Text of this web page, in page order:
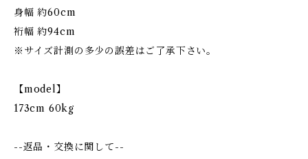
身幅 約60cm
裄幅 約94cm
※サイズ計測の多少の誤差はご了承下さい。
【model】
173cm 60kg
--返品・交換に関して--